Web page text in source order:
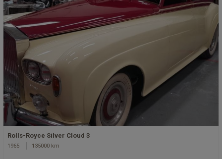
Rolls-Royce Silver Cloud 3
1965 135000 km